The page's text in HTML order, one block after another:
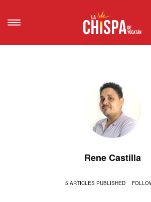
Rene Castilla
5 ARTICLES PUBLISHED